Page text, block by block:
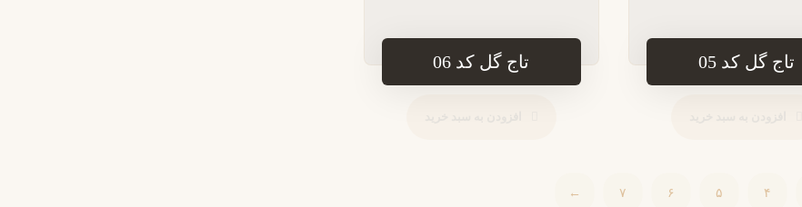
تاج گل کد 05 تاج گل کد 06
۴ ۵ ۶ ۷ ←